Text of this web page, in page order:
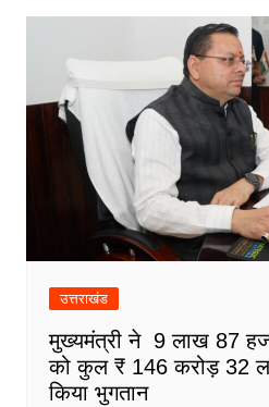
उत्तराखंड
मुख्यमंत्री ने 9 लाख 87
को कुल ₹ 146 करोड़ 32
किया भुगतान